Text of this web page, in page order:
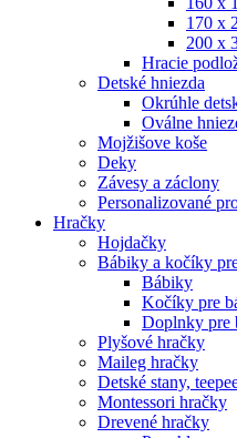
170 x
200 x
Hracie
Detské hniezda
Okrúhle
Oválne
Mojžišove koše
Deky
Závesy a záclony
Personalizované
Hračky
Hojdačky
Bábiky a kočíky
Bábiky
Kočíky pre
Doplnky pre
Plyšové hračky
Maileg hračky
Detské stany,
Montessori hračky
Drevené hračky